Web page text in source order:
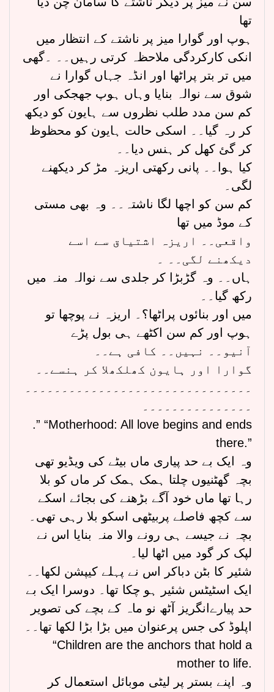
تھا
ہوپ اور گوارا میز پر ناشتے کے انتظار میں
انکی کارکردگی ملاحظہ کرتی رہیں۔۔ ۔گھی
میں تر بتر پراٹھا اور انڈہ جہاں گوارا نے
شوق سے نوالہ بنایا وہاں ہوپ جھجکی اور
کم سن مدد طلب نظروں سے ہایون کو دیکھ
کر رہ گیا۔۔ اسکی حالت ہایون کو محظوظ
کر گئ کھل کر ہنس دیا۔۔
کیا ہوا۔۔ پانی رکھتی اریزہ مڑ کر دیکھنے
لگی۔
کم سن کو اچھا لگا ناشتہ۔۔ وہ بھی مستی
کے موڈ میں تھا
واقعی۔۔ اریزہ اشتیاق سے اسے
دیکھنے لگی۔۔ ۔
ہاں۔۔ وہ گڑبڑا کر جلدی سے نوالہ منہ میں
رکھ گیا۔۔
میں اور بنائوں پراٹھا؟۔ اریزہ نے پوچھا تو
ہوپ اور کم سن اکٹھے ہی بول پڑے
آنیو۔۔ نہیں۔۔ کافی ہے۔۔
گوارا اور ہایون کھلکھلا کر ہنسے۔۔
۔۔۔۔۔۔۔۔۔۔۔۔۔۔۔۔۔۔۔۔۔۔۔۔۔۔۔۔۔۔۔
۔۔۔۔۔۔۔۔۔۔۔۔۔۔۔
.” “Motherhood: All love begins and ends
there.”
وہ ایک بے حد پیاری ماں بیٹے کی ویڈیو تھی
بچہ گھٹنیوں چلتا ہمک ہمک کر ماں کو بلا
رہا تھا ماں خود آگے بڑھنے کی بجائے اسکے
سے کچھ فاصلے پربیٹھی اسکو بلا رہی تھی۔
بچہ نے جیسے ہی رونے والا منہ بنایا اس نے
لپک کر گود میں اٹھا لیا۔
شئیر کا بٹن دباکر اس نے پہلے کیپشن لکھا۔۔
ایک اسٹیٹس شئیر ہو چکا تھا۔ دوسرا ایک بے
حد پیارےانگریز آٹھ نو ماہ کے بچے کی تصویر
اپلوڈ کی جس پرعنوان میں بڑا بڑا لکھا تھا۔۔
“Children are the anchors that hold a
mother to life.
وہ اپنے بستر پر لیٹی موبائل استعمال کر